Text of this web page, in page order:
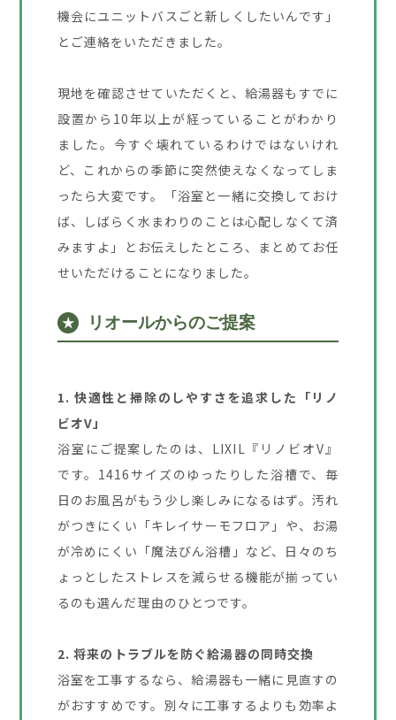
機会にユニットバスごと新しくしたいんです」
とご連絡をいただきました。
現地を確認させていただくと、給湯器もすでに
設置から10年以上が経っていることがわかり
ました。今すぐ壊れているわけではないけれ
ど、これからの季節に突然使えなくなってしま
ったら大変です。「浴室と一緒に交換しておけ
ば、しばらく水まわりのことは心配しなくて済
みますよ」とお伝えしたところ、まとめてお任
せいただけることになりました。
★ リオールからのご提案
1. 快適性と掃除のしやすさを追求した「リノ
ビオV」
浴室にご提案したのは、LIXIL『リノビオV』
です。1416サイズのゆったりした浴槽で、毎
日のお風呂がもう少し楽しみになるはず。汚れ
がつきにくい「キレイサーモフロア」や、お湯
が冷めにくい「魔法びん浴槽」など、日々のち
ょっとしたストレスを減らせる機能が揃ってい
るのも選んだ理由のひとつです。
2. 将来のトラブルを防ぐ給湯器の同時交換
浴室を工事するなら、給湯器も一緒に見直すの
がおすすめです。別々に工事するよりも効率よ